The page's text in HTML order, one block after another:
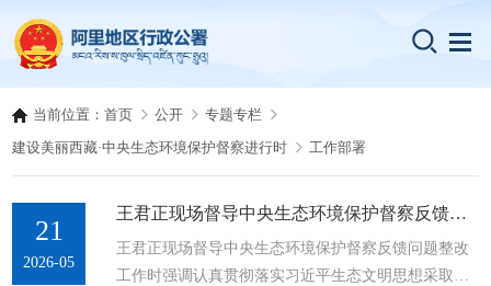
当前位置：首页 公开
专题专栏
建设美丽西藏·中央生态环境保护督察进行时
工作部署
21
2026-05
王君正现场督导中央生态环境保护督察反馈问题整改工作
王君正现场督导中央生态环境保护督察反馈问题整改
工作时强调认真贯彻落实习近平生态文明思想采取坚